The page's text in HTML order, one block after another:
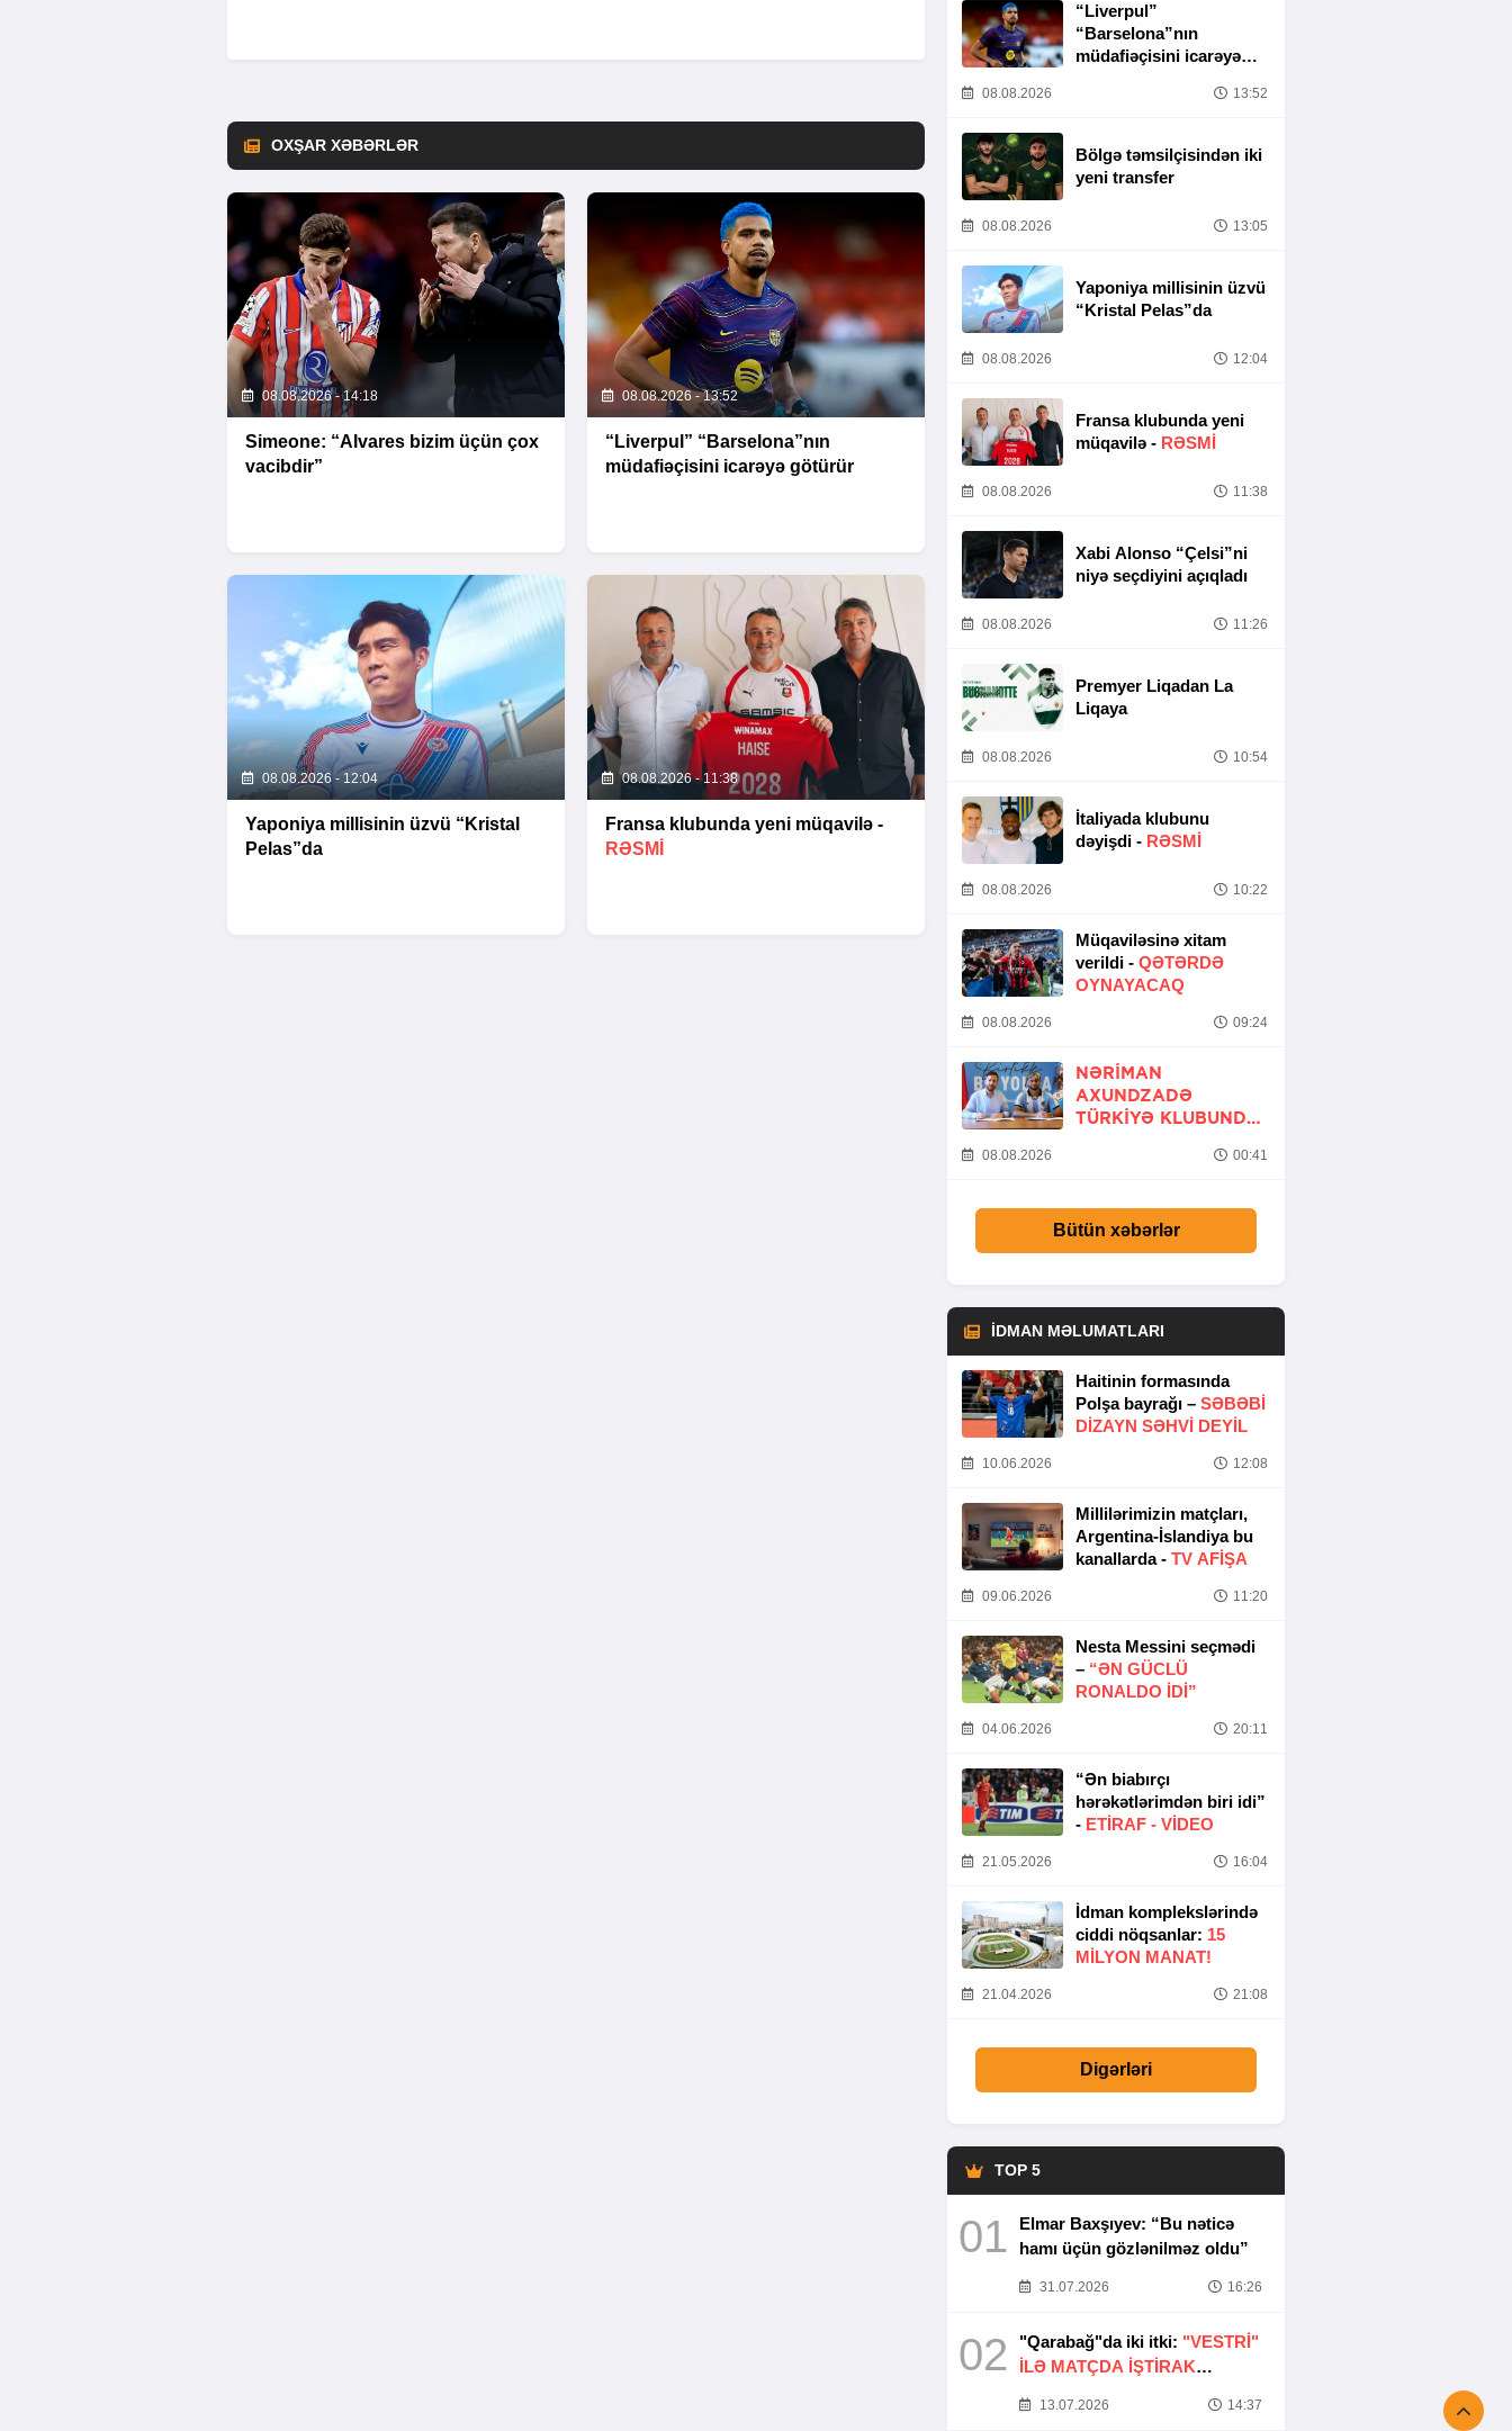
OXŞAR XƏBƏRLƏR
08.08.2026 - 14:18
Simeone: “Alvares bizim üçün çox
vacibdir”
08.08.2026 - 13:52
“Liverpul” “Barselona”nın
müdafiəçisini icarəyə götürür
08.08.2026 - 12:04
Yaponiya millisinin üzvü “Kristal
Pelas”da
08.08.2026 - 11:38
Fransa klubunda yeni müqavilə -
RƏSMİ
“Liverpul”
“Barselona”nın
müdafiəçisini icarəyə
08.08.2026 13:52
Bölgə təmsilçisindən iki
yeni transfer
08.08.2026 13:05
Yaponiya millisinin üzvü
“Kristal Pelas”da
08.08.2026 12:04
Fransa klubunda yeni
müqavilə - RƏSMİ
08.08.2026 11:38
Xabi Alonso “Çelsi”ni
niyə seçdiyini açıqladı
08.08.2026 11:26
Premyer Liqadan La
Liqaya
08.08.2026 10:54
İtaliyada klubunu
dəyişdi - RƏSMİ
08.08.2026 10:22
Müqaviləsinə xitam
verildi - QƏTƏRDƏ
OYNAYACAQ
08.08.2026 09:24
NƏRIMAN
AXUNDZADƏ
TÜRKIYƏ KLUBUNDA
08.08.2026 00:41
Bütün xəbərlər
İDMAN MƏLUMATLARI
Haitinin formasında
Polşa bayrağı – SƏBƏBI
DIZAYN SƏHVI DEYIL
10.06.2026 12:08
Millilərimizin matçları,
Argentina-İslandiya bu
kanallarda - TV AFİŞA
09.06.2026 11:20
Nesta Messini seçmədi
– “ƏN GÜCLÜ
RONALDO IDI”
04.06.2026 20:11
“Ən biabırçı
hərəkətlərimdən biri idi”
- ETIRAF - VİDEO
21.05.2026 16:04
İdman komplekslərində
ciddi nöqsanlar: 15
MILYON MANAT!
21.04.2026 21:08
Digərləri
TOP 5
01
Elmar Baxşıyev: “Bu nəticə
hamı üçün gözlənilməz oldu”
31.07.2026 16:26
02 "Qarabağ"da iki itki: "VESTRİ"
İLƏ MATÇDA İŞTİRAK
13.07.2026 14:37